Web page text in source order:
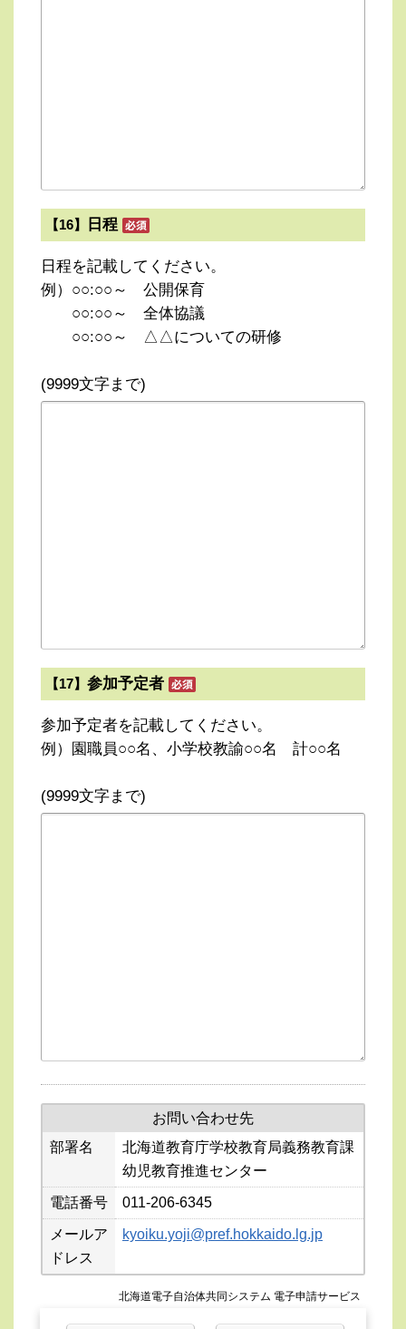
【16】 日程
日程を記載してください。
例）○○:○○～ 公開保育
○○:○○～ 全体協議
○○:○○～ △△についての研修
(9999文字まで)
【17】 参加予定者
参加予定者を記載してください。
例）園職員○○名、小学校教諭○○名 計○○名
(9999文字まで)
お問い合わせ先
部署名
北海道教育庁学校教育局義務教育課
幼児教育推進センター
電話番号 011-206-6345
メールア
ドレス
kyoiku.yoji@pref.hokkaido.lg.jp
北海道電子自治体共同システム 電子申請サービス